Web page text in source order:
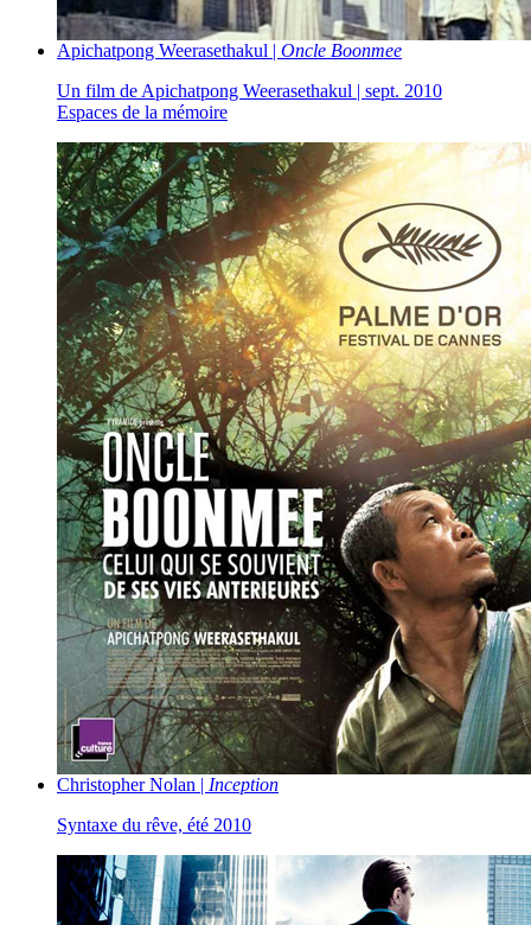
Apichatpong Weerasethakul | Oncle Boonmee
Un film de Apichatpong Weerasethakul | sept. 2010
Espaces de la mémoire
Christopher Nolan | Inception
Syntaxe du rêve, été 2010